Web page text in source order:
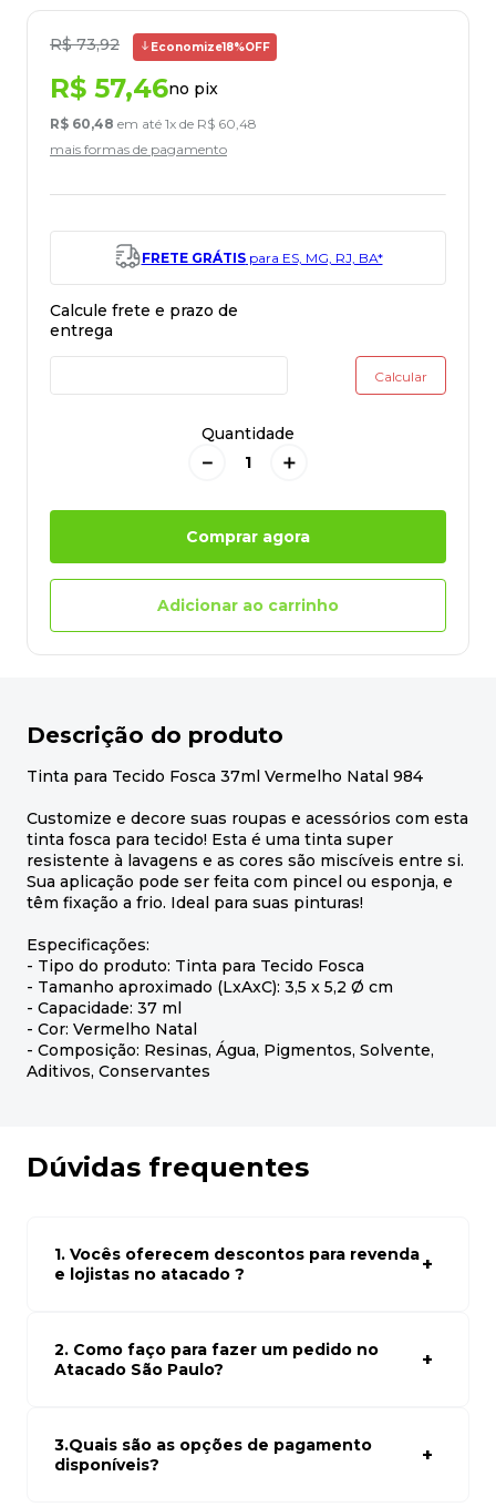
R$ 73,92 Economize18%OFF
R$ 57,46no pix
R$ 60,48 em até 1x de R$ 60,48
mais formas de pagamento
FRETE GRÁTISpara ES, MG, RJ, BA*
Quantidade
＋
－
Comprar agora
Adicionar ao carrinho
Descrição do produto
Tinta para Tecido Fosca 37ml Vermelho Natal 984
Customize e decore suas roupas e acessórios com esta
tinta fosca para tecido! Esta é uma tinta super
resistente à lavagens e as cores são miscíveis entre si.
Sua aplicação pode ser feita com pincel ou esponja, e
têm fixação a frio. Ideal para suas pinturas!
Especificações:
- Tipo do produto: Tinta para Tecido Fosca
- Tamanho aproximado (LxAxC): 3,5 x 5,2 Ø cm
- Capacidade: 37 ml
- Cor: Vermelho Natal
- Composição: Resinas, Água, Pigmentos, Solvente,
Aditivos, Conservantes
Dúvidas frequentes
1. Vocês oferecem descontos para revenda
e lojistas no atacado ?
atacado empresas e compre com os melhores preços
para seu modelo de negócio
2. Como faço para fazer um pedido no
Atacado São Paulo?
carrinho. Em seguida, siga as instruções para finalizar a
compra. Se precisar de ajuda, nossa equipe de suporte
está à disposição para auxiliá-lo.
3.Quais são as opções de pagamento
disponíveis?